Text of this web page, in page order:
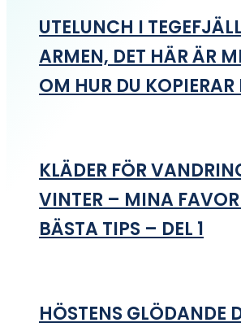
UTELUNCH I
ARMEN, DET HÄR ÄR
OM HUR DU
KLÄDER FÖR
VINTER – MINA
BÄSTA TIPS – DEL 1
HÖSTENS GLÖDANDE